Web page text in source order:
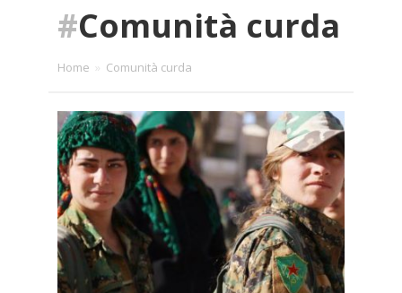
#Comunità curda
Home » Comunità curda